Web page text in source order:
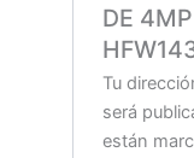
DE
Tu
será
están